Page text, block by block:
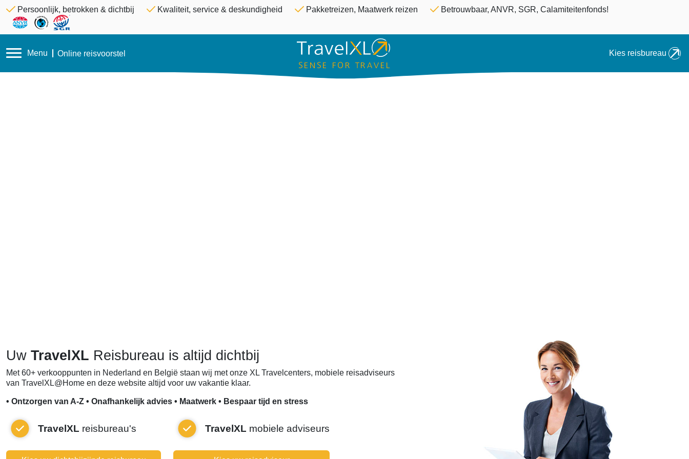
Overslaan en naar de inhoud gaan
Persoonlijk, betrokken & dichtbij Kwaliteit, service & deskundigheid Pakketreizen, Maatwerk reizen Betrouwbaar, ANVR, SGR, Calamiteitenfonds!
Menu Online reisvoorstel Kies reisbureau
Uw TravelXL Reisbureau is altijd dichtbij
Met 60+ verkooppunten in Nederland en België staan wij met onze XL Travelcenters, mobiele reisadviseurs
van TravelXL@Home en deze website altijd voor uw vakantie klaar.
• Ontzorgen van A-Z • Onafhankelijk advies • Maatwerk • Bespaar tijd en stress
TravelXL reisbureau's TravelXL mobiele adviseurs